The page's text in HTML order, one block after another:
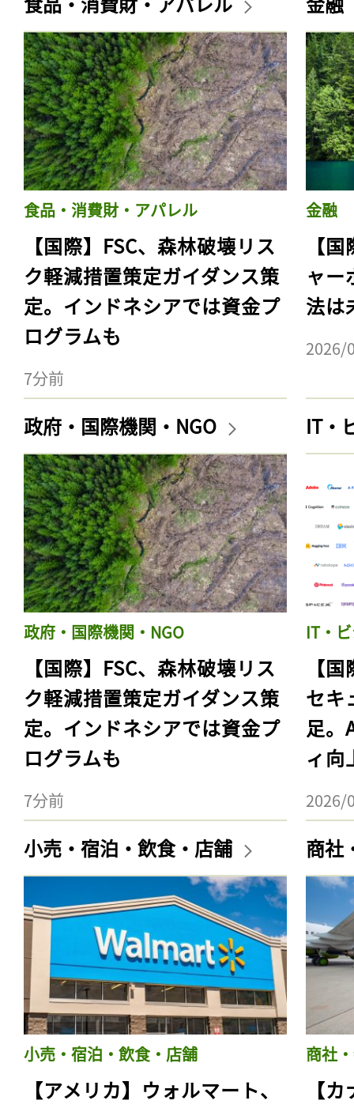
食品・消費財・アパレル
【国際】FSC、森林破壊リス
ク軽減措置策定ガイダンス策
定。インドネシアでは資金プ
ログラムも
7分前
金融
【
ャー
法は
2026/
政府・国際機関・NGO
政府・国際機関・NGO
【国際】FSC、森林破壊リス
ク軽減措置策定ガイダンス策
定。インドネシアでは資金プ
ログラムも
7分前
IT・
IT・
【
セキ
足。
ィ向
2026/
小売・宿泊・飲食・店舗
小売・宿泊・飲食・店舗
【アメリカ】ウォルマート、
商社
商社
【